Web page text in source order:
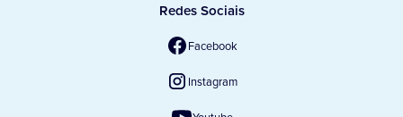
Redes Sociais
Facebook
Instagram